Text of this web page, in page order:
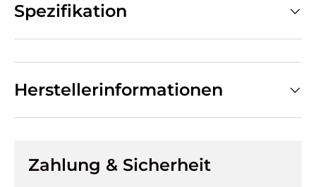
Spezifikation
Herstellerinformationen
Zahlung & Sicherheit